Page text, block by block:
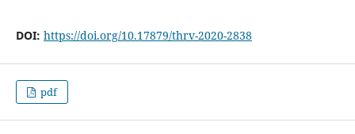
DOI: https://doi.org/10.17879/thrv-2020-2838
pdf